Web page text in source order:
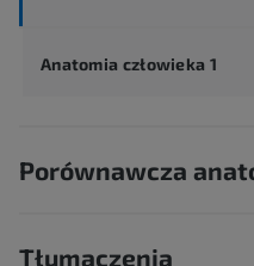
Anatomia człowieka 1
Porównawcza
Tłumaczenia